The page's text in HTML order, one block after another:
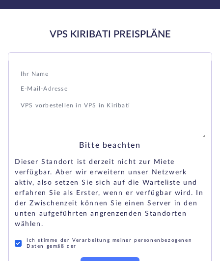
VPS KIRIBATI PREISPLÄNE
Bitte beachten
Dieser Standort ist derzeit nicht zur Miete
verfügbar. Aber wir erweitern unser Netzwerk
aktiv, also setzen Sie sich auf die Warteliste und
erfahren Sie als Erster, wenn er verfügbar wird. In
der Zwischenzeit können Sie einen Server in den
unten aufgeführten angrenzenden Standorten
wählen.
Ich stimme der Verarbeitung meiner personenbezogenen
Daten gemäß der